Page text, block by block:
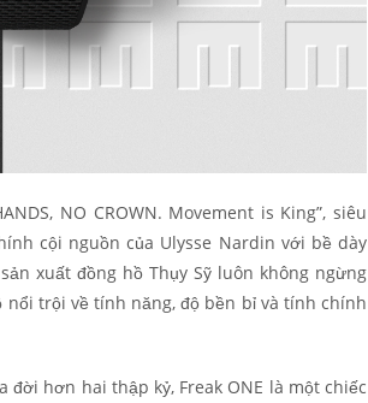
NO CROWN. Movement is King”, siêu
cội nguồn của Ulysse Nardin với bề dày
xuất đồng hồ Thụy Sỹ luôn không ngừng
trội về tính năng, độ bền bỉ và tính chính
đời hơn hai thập kỷ, Freak ONE là một chiếc